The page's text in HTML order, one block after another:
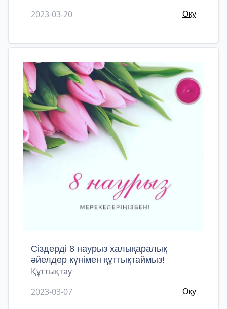
2023-03-20
Оқу
Сіздерді 8 наурыз халықаралық
әйелдер күнімен құттықтаймыз!
Құттықтау
2023-03-07
Оқу